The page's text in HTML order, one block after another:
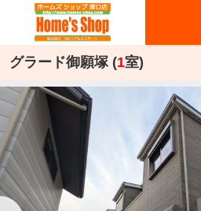
グラード御願塚 (1室)